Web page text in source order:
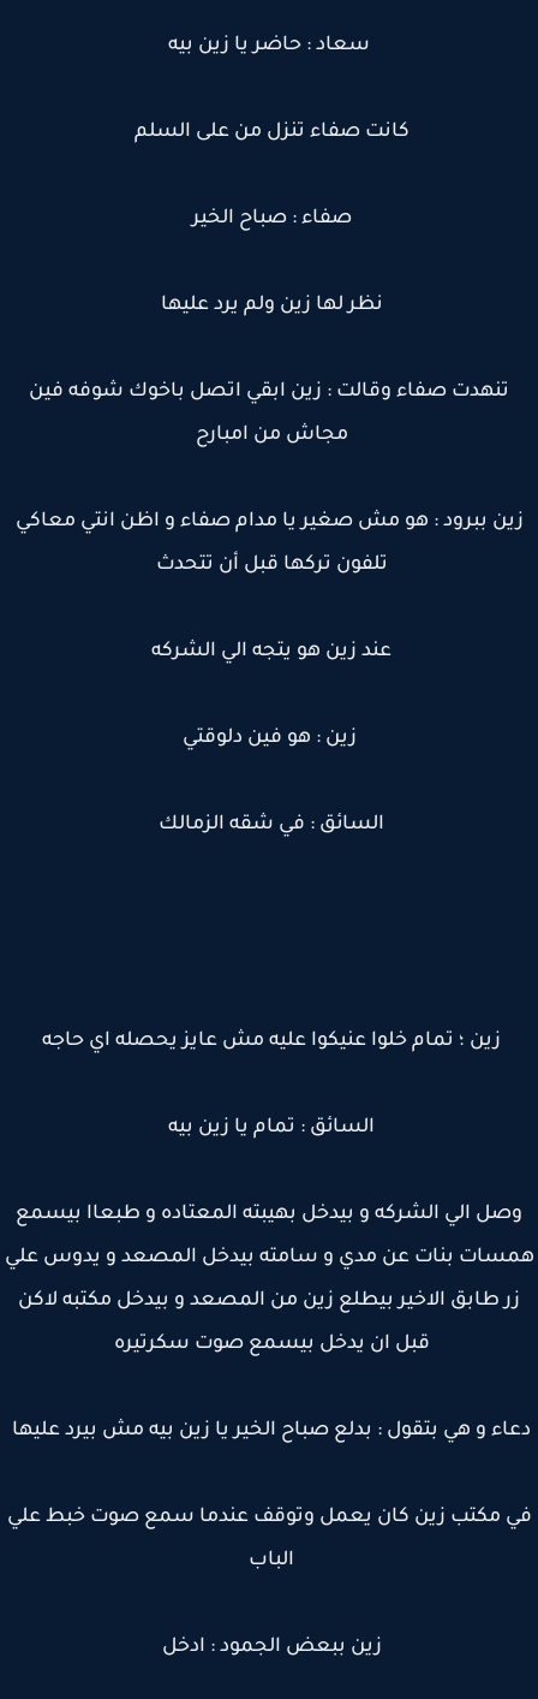
سعاد : حاضر يا زين بيه
كانت صفاء تنزل من على السلم
صفاء : صباح الخير
نظر لها زين ولم يرد عليها
تنهدت صفاء وقالت : زين ابقي اتصل باخوك شوفه فين
مجاش من امبارح
ببرود : هو مش صغير يا مدام صفاء و اظن انتي معاكي
تلفون تركها قبل أن تتحدث
عند زين هو يتجه الي الشركه
زين : هو فين دلوقتي
السائق : في شقه الزمالك
زين ؛ تمام خلوا عنيكوا عليه مش عايز يحصله اي حاجه
السائق : تمام يا زين بيه
الي الشركه و بيدخل بهيبته المعتاده و طبعاا بيسمع
بنات عن مدي و سامته بيدخل المصعد و يدوس علي
طابق الاخير بيطلع زين من المصعد و بيدخل مكتبه لاكن
قبل ان يدخل بيسمع صوت سكرتيره
و هي بتقول : بدلع صباح الخير يا زين بيه مش بيرد عليها
مكتب زين كان يعمل وتوقف عندما سمع صوت خبط علي
الباب
زين ببعض الجمود : ادخل